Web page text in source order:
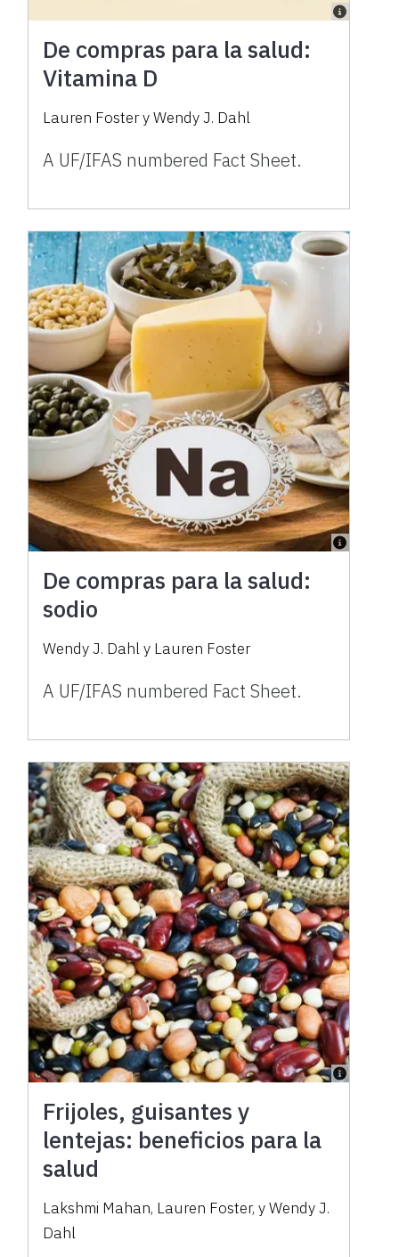
De compras para la salud:
Vitamina D
Lauren Foster y Wendy J. Dahl
A UF/IFAS numbered Fact Sheet.
De compras para la salud:
sodio
Wendy J. Dahl y Lauren Foster
A UF/IFAS numbered Fact Sheet.
Frijoles, guisantes y
lentejas: beneficios para la
salud
Lakshmi Mahan, Lauren Foster, y Wendy J.
Dahl